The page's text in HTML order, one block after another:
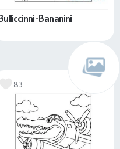
Bananini
83